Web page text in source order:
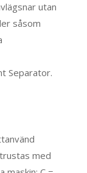
utan
såsom
Separator.
med